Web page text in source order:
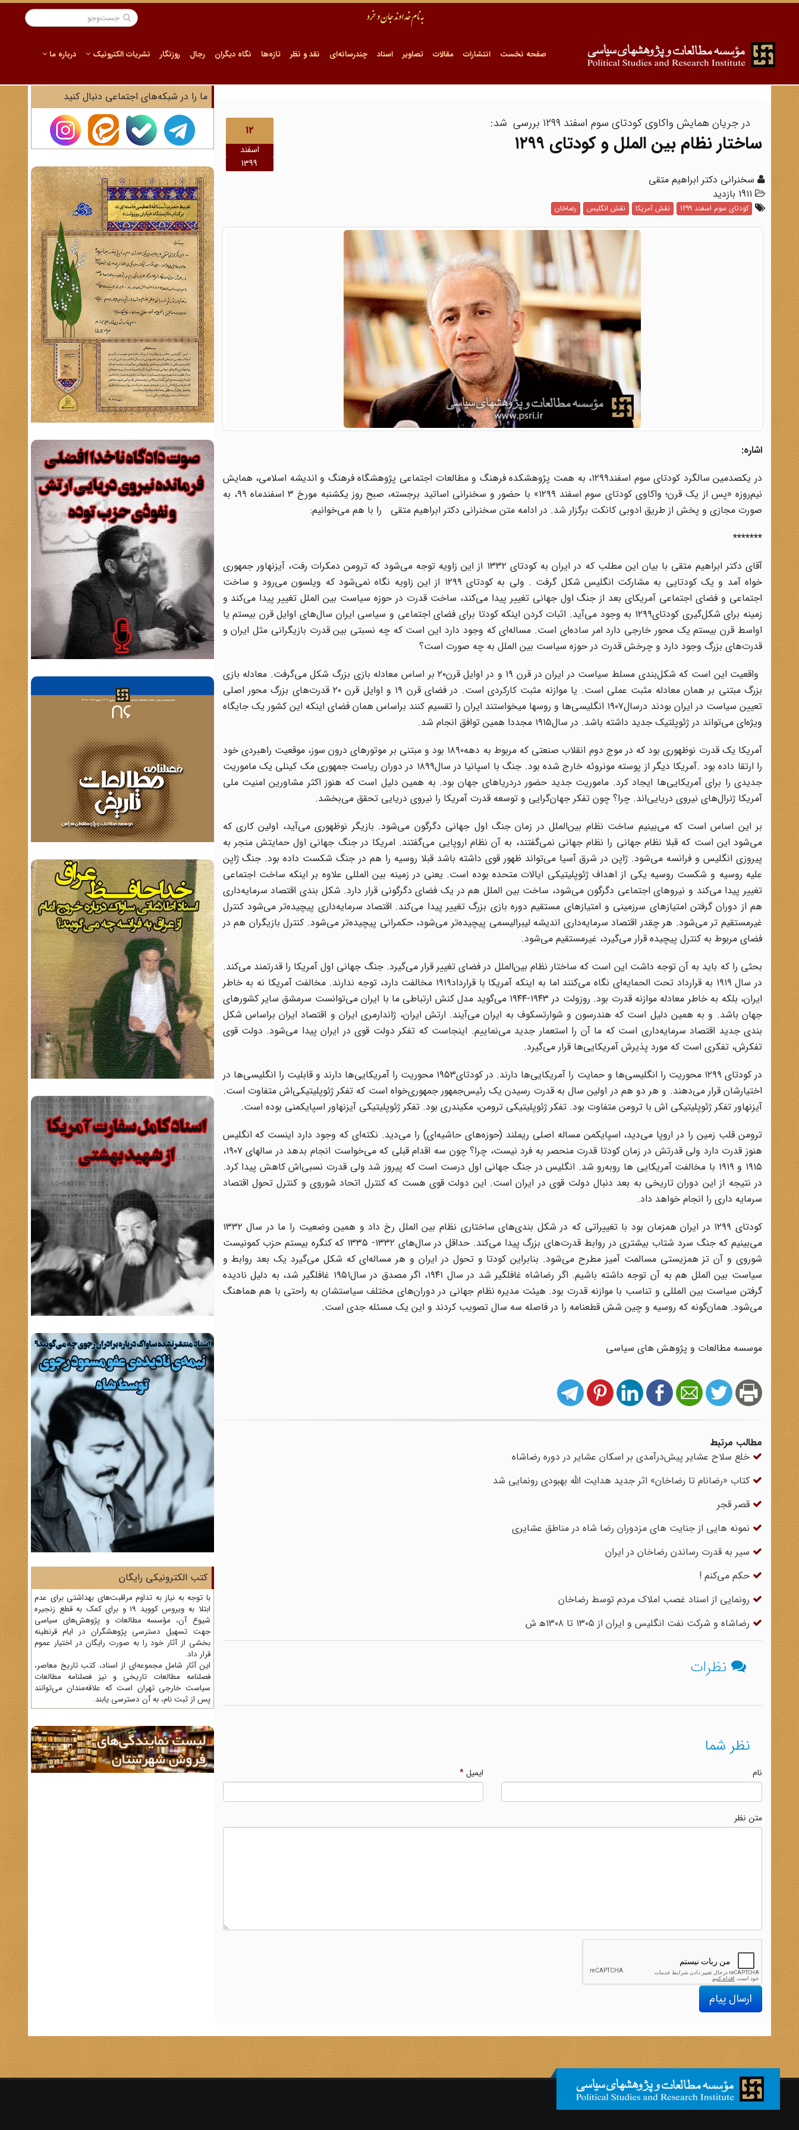
صفحه نخست انتشارات مقالات تصاویر اسناد چندرسانه‌ای نقد و نظر تازه‌ها نگاه دیگران رجال روزنگار نشریات الکترونیک درباره ما
12
اسفند
1399
در جریان همایش واکاوی کودتای سوم اسفند ۱۲۹۹ بررسی شد:
ساختار نظام بین الملل و کودتای ۱۲۹۹
سخنرانی دکتر ابراهیم متقی
کودتای سوم اسفند 1299 نقش آمریکا نقش انگلیس رضاخان
اشاره:
در یکصدمین سالگرد کودتای سوم اسفند۱۲۹۹، به همت پژوهشکده فرهنگ و مطالعات اجتماعی پژوهشگاه فرهنگ و اندیشه اسلامی، همایش
نیم‌روزه «پس از یک قرن؛ واکاوی کودتای سوم اسفند ۱۲۹۹» با حضور و سخنرانی اساتید برجسته، صبح روز یکشنبه مورخ ۳ اسفندماه ۹۹، به
صورت مجازی و پخش از طریق ادوبی کانکت برگزار شد. در ادامه متن سخنرانی دکتر ابراهیم متقی را با هم می‌خوانیم:
*******
آقای دکتر ابراهیم متقی با بیان این مطلب که در ایران به کودتای ۱۳۳۲ از این زاویه توجه می‌شود که ترومن دمکرات رفت، آیزنهاور جمهوری
خواه آمد و یک کودتایی به مشارکت انگلیس شکل گرفت . ولی به کودتای ۱۲۹۹ از این زاویه نگاه نمی‌شود که ویلسون می‌رود و ساخت
اجتماعی و فضای اجتماعی آمریکای بعد از جنگ اول جهانی تغییر پیدا می‌کند، ساخت قدرت در حوزه سیاست بین الملل تغییر پیدا می‌کند و
زمینه برای شکل‌گیری کودتای۱۲۹۹ به وجود می‌آید. اثبات کردن اینکه کودتا برای فضای اجتماعی و سیاسی ایران سال‌های اوایل قرن بیستم یا
اواسط قرن بیستم یک محور خارجی دارد امر ساده‌ای است. مساله‌ای که وجود دارد این است که چه نسبتی بین قدرت بازیگرانی مثل ایران و
قدرت‌های بزرگ وجود دارد و چرخش قدرت در حوزه سیاست بین الملل به چه صورت است؟
واقعیت این است که شکل‌بندی مسلط سیاست در ایران در قرن ۱۹ و در اوایل قرن۲۰ بر اساس معادله بازی بزرگ شکل می‌گرفت. معادله بازی
بزرگ مبتنی بر همان معادله مثبت عملی است. یا موازنه مثبت کارکردی است. در فضای قرن ۱۹ و اوایل قرن ۲۰ قدرت‌های بزرگ محور اصلی
تعیین سیاست در ایران بودند درسال۱۹۰۷ انگلیسی‌ها و روسها میخواستند ایران را تقسیم کنند براساس همان فضای اینکه این کشور یک جایگاه
ویژه‌ای می‌تواند در ژئوپلتیک جدید داشته باشد. در سال۱۹۱۵ مجددا همین توافق انجام شد.
آمریکا یک قدرت نوظهوری بود که در موج دوم انقلاب صنعتی که مربوط به دهه۱۸۹۰ بود و مبتنی بر موتورهای درون سوز، موقعیت راهبردی خود
را ارتقا داده بود .آمریکا دیگر از پوسته مونروئه خارج شده بود. جنگ با اسپانیا در سال۱۸۹۹ در دوران ریاست جمهوری مک کینلی یک ماموریت
جدیدی را برای آمریکایی‌ها ایجاد کرد. ماموریت جدید حضور دردریاهای جهان بود. به همین دلیل است که هنوز اکثر مشاورین امنیت ملی
آمریکا ژنرال‌های نیروی دریایی‌اند. چرا؟ چون تفکر جهان‌گرایی و توسعه قدرت آمریکا را نیروی دریایی تحقق می‌بخشد.
بر این اساس است که می‌بینیم ساخت نظام بین‌الملل در زمان جنگ اول جهانی دگرگون می‌شود. بازیگر نوظهوری می‌آید، اولین کاری که
می‌شود این است که قبلا نظام جهانی را نظام جهانی نمی‌گفتند، به آن نظام اروپایی می‌گفتند. امریکا در جنگ جهانی اول حمایتش منجر به
پیروزی انگلیس و فرانسه می‌شود. ژاپن در شرق آسیا می‌تواند ظهور قوی داشته باشد قبلا روسیه را هم در جنگ شکست داده بود. جنگ ژاپن
علیه روسیه و شکست روسیه یکی از اهداف ژئوپلیتیکی ایالات متحده بوده است. یعنی در زمینه بین المللی علاوه بر اینکه ساخت اجتماعی
تغییر پیدا می‌کند و نیروهای اجتماعی دگرگون می‌شود، ساخت بین الملل هم در یک فضای دگرگونی قرار دارد. شکل بندی اقتصاد سرمایه‌داری
هم از دوران گرفتن امتیازهای سرزمینی و امتیازهای مستقیم دوره بازی بزرگ تغییر پیدا می‌کند. اقتصاد سرمایه‌داری پیچیده‌تر می‌شود کنترل
غیرمستقیم تر می‌شود. هر چقدر اقتصاد سرمایه‌داری اندیشه لیبرالیسمی پیچیده‌تر می‌شود، حکمرانی پیچیده‌تر می‌شود. کنترل بازیگران هم در
فضای مربوط به کنترل پیچیده قرار می‌گیرد، غیرمستقیم می‌شود.
بحثی را که باید به آن توجه داشت این است که ساختار نظام بین‌الملل در فضای تغییر قرار می‌گیرد. جنگ جهانی اول آمریکا را قدرتمند می‌کند.
در سال ۱۹۱۹ به قرارداد تحت الحمایه‌ای نگاه می‌کنند اما به اینکه آمریکا با قرارداد۱۹۱۹ مخالفت دارد، توجه ندارند. مخالفت آمریکا نه به خاطر
ایران، بلکه به خاطر معادله موازنه قدرت بود. روزولت در ۱۹۴۳-۱۹۴۴ می‌گوید مدل کنش ارتباطی ما با ایران می‌توانست سرمشق سایر کشورهای
جهان باشد. و به همین دلیل است که هندرسون و شوارتسکوف به ایران می‌آیند. ارتش ایران، ژاندارمری ایران و اقتصاد ایران براساس شکل
بندی جدید اقتصاد سرمایه‌داری است که ما آن را استعمار جدید می‌نماییم. اینجاست که تفکر دولت قوی در ایران پیدا می‌شود. دولت قوی
تفکرش، تفکری است که مورد پذیرش آمریکایی‌ها قرار می‌گیرد.
در کودتای ۱۲۹۹ محوریت را انگلیسی‌ها و حمایت را آمریکایی‌ها دارند. در کودتای۱۹۵۳ محوریت را آمریکایی‌ها دارند و قابلیت را انگلیسی‌ها در
اختیارشان قرار می‌دهند. و هر دو هم در اولین سال به قدرت رسیدن یک رئیس‌جمهور جمهوری‌خواه است که تفکر ژئوپلیتیکی‌اش متفاوت است.
آیزنهاور تفکر ژئوپلیتیکی اش با ترومن متفاوت بود. تفکر ژئوپلیتیکی ترومن، مکیندری بود. تفکر ژئوپلیتیکی آیزنهاور اسپایکمنی بوده است.
ترومن قلب زمین را در اروپا می‌دید، اسپایکمن مساله اصلی ریملند (حوزه‌های حاشیه‌ای) را می‌دید. نکته‌ای که وجود دارد اینست که انگلیس
هنوز قدرت دارد ولی قدرتش در زمان کودتا قدرت منحصر به فرد نیست، چرا؟ چون سه اقدام قبلی که می‌خواست انجام بدهد در سالهای ۱۹۰۷،
۱۹۱۵ و ۱۹۱۹ با مخالفت آمریکایی ها روبه‌رو شد. انگلیس در جنگ جهانی اول درست است که پیروز شد ولی قدرت نسبی‌اش کاهش پیدا کرد.
در نتیجه از این دوران تاریخی به بعد دنبال دولت قوی در ایران است. این دولت قوی هست که کنترل اتحاد شوروی و کنترل تحول اقتصاد
سرمایه داری را انجام خواهد داد.
کودتای ۱۲۹۹ در ایران همزمان بود با تغییراتی که در شکل بندی‌های ساختاری نظام بین الملل رخ داد و همین وضعیت را ما در سال ۱۳۳۲
می‌بینیم که جنگ سرد شتاب بیشتری در روابط قدرت‌های بزرگ پیدا می‌کند. حداقل در سال‌های ۱۳۳۲- ۱۳۳۵ که کنگره بیستم حزب کمونیست
شوروی و آن تز همزیستی مسالمت آمیز مطرح می‌شود. بنابراین کودتا و تحول در ایران و هر مساله‌ای که شکل می‌گیرد یک بعد روابط و
سیاست بین الملل هم به آن توجه داشته باشیم. اگر رضاشاه غافلگیر شد در سال ۱۹۴۱، اگر مصدق در سال۱۹۵۱ غافلگیر شد، به دلیل نادیده
گرفتن سیاست بین المللی و تناسب با موازنه قدرت بود. هیئت مدیره نظام جهانی در دوران‌های مختلف سیاستشان به راحتی با هم هماهنگ
می‌شود. همان‌گونه که روسیه و چین شش قطعنامه را در فاصله سه سال تصویب کردند و این یک مسئله جدی است.
موسسه مطالعات و پژوهش های سیاسی
مطالب مرتبط
خلع سلاح عشایر پیش‌درآمدی بر اسکان عشایر در دوره رضاشاه
کتاب «رضانام تا رضاخان» اثر جدید هدایت الله بهبودی رونمایی شد
قصر قجر
نمونه هایی از جنایت های مزدوران رضا شاه در مناطق عشایری
سیر به قدرت رساندن رضاخان در ایران
حکم می‌کنم !
رونمایی از اسناد غصب املاک مردم توسط رضاخان
رضاشاه و شرکت نفت انگلیس و ایران از ۱۳۰۵ تا ۱۳۰۸ه‍ ش
نظرات
نظر شما
نام ایمیل*
متن نظر
ارسال پیام
ما را در شبکه‌های اجتماعی دنبال کنید
کتب الکترونیکی رایگان
با توجه به نیاز به تداوم مراقبت‌های بهداشتی برای عدم
ابتلا به ویروس کووید 19 و برای کمک به قطع زنجیره
شیوع آن، مؤسسه مطالعات و پژوهش‌های سیاسی
جهت تسهیل دسترسی پژوهشگران در ایام قرنطینه
بخشی از آثار خود را به صورت رایگان در اختیار عموم
قرار داد.
این آثار شامل مجموعه‌ای از اسناد، کتب تاریخ معاصر،
فصلنامه‌ مطالعات تاریخی و نیز فصلنامه مطالعات
سیاست خارجی تهران است که علاقه‌مندان می‌توانند
پس از ثبت نام، به آن دسترسی یابند.